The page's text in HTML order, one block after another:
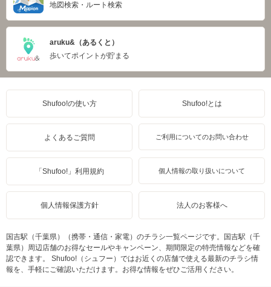
地図検索・ルート検索
aruku&（あるくと）
歩いてポイントが貯まる
Shufoo!の使い方 Shufoo!とは
よくあるご質問 ご利用についてのお問い合わせ
「Shufoo!」利用規約 個人情報の取り扱いについて
個人情報保護方針 法人のお客様へ
国吉駅（千葉県）（携帯・通信・家電）のチラシ一覧ページです。国吉駅（千
葉県）周辺店舗のお得なセールやキャンペーン、期間限定の特売情報などを確
認できます。 Shufoo!（シュフー）ではお近くの店舗で使える最新のチラシ情
報を、手軽にご確認いただけます。お得な情報をぜひご活用ください。